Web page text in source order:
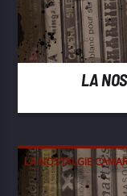
LA
LA NOSTALGIE